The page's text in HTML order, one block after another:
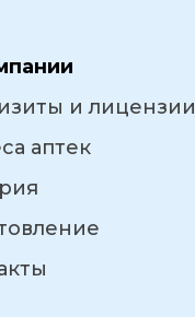
и лицензии
аптек